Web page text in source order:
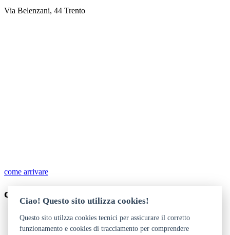
Via Belenzani, 44 Trento
come arrivare
contatti
0461 260224
civica@mart.tn.it
Ciao! Questo sito utilizza cookies!
Questo sito utilzza cookies tecnici per assicurare il corretto
funzionamento e cookies di tracciamento per comprendere